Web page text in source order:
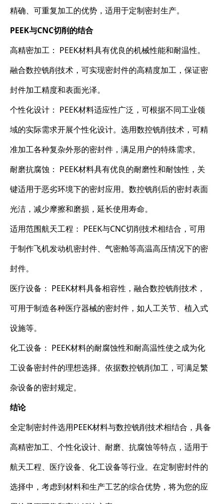
精确、可重复加工的优势，适用于定制密封生产。
PEEK与CNC切削的结合
高精密加工： PEEK材料具有优良的机械性能和耐温性。
融合数控铣削技术，可实现密封件的高精度加工，保证密
封件加工精度和表面光泽。
个性化设计： PEEK材料适应性广泛，可根据不同工业领
域的实际需求开展个性化设计。选用数控铣削技术，可精
准加工各种复杂外形的密封件，满足用户的特殊需求。
耐磨抗腐蚀： PEEK材料具有优良的耐磨性和耐蚀性，关
键适用于恶劣环境下的密封应用。数控铣削后的密封表面
光洁，减少摩擦和磨损，延长使用寿命。
适用范围航天工程： PEEK与CNC切削技术相结合，可用
于制作飞机发动机密封件、气密舱等高温高压情况下的密
封件。
医疗设备： PEEK材料具备相容性，融合数控铣削技术，
可用于制造各种医疗器械的密封件，如人工关节、植入式
设施等。
化工设备： PEEK材料的耐腐蚀性和耐高温性使之成为化
工设备密封件的理想选择。依据数控铣削加工，可满足繁
杂设备的密封规定。
结论
全定制密封件选用PEEK材料与数控铣削技术相结合，具备
高精密加工、个性化设计、耐磨、抗腐蚀等特点，适用于
航天工程、医疗设备、化工设备等行业。在定制密封件的
选择中，考虑到材料和生产工艺的综合优势，将为您的应